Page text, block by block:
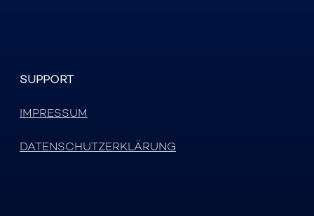
SUPPORT
IMPRESSUM
DATENSCHUTZERKLÄRUNG